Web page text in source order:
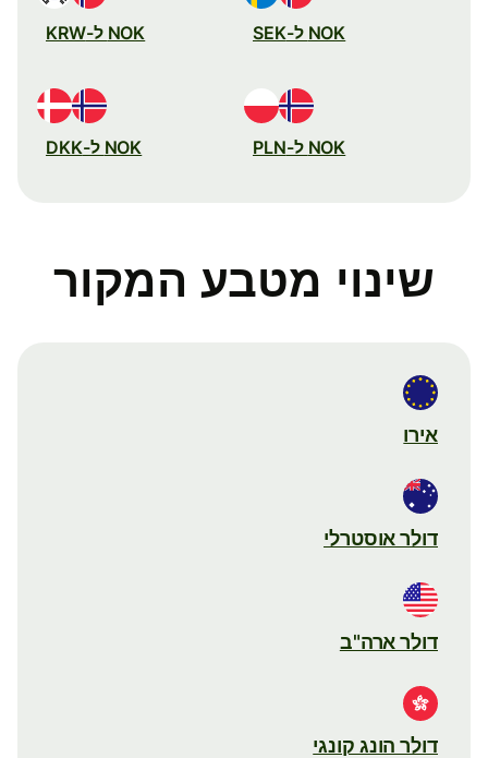
NOK ל-SEK NOK ל-KRW
NOK ל-PLN NOK ל-DKK
שינוי מטבע המקור
אירו
דולר אוסטרלי
דולר ארה"ב
דולר הונג קונגי